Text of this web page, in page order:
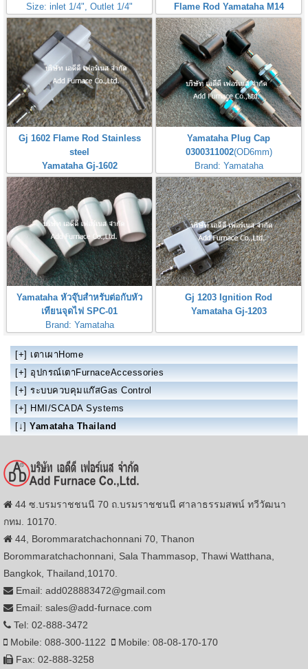
Size: inlet 1/4", Outlet 1/4"
Max Inlet
Pressure:50PSI(3,5Bar,350kPa)
Flame Rod Yamataha M14
L110mm
Gj 1602 Flame Rod Stainless
steel
Yamataha Gj-1602
Yamataha Plug Cap
0300311002(OD6mm)
Brand: Yamataha
หัวจุ๊บสำหรับต่อกับหัวเทียนจุดไฟ
Yamataha หัวจุ๊บสำหรับต่อกับหัว
เทียนจุดไฟ SPC-01
Brand: Yamataha
Gj 1203 Ignition Rod
Yamataha Gj-1203
[+] เตาเผาHome
[+] อุปกรณ์เตาFurnaceAccessories
[+] ระบบควบคุมแก๊สGas Control
[+] HMI/SCADA Systems
[↓] Yamataha Thailand
44 ซ.บรมราชชนนี 70 ถ.บรมราชชนนี ศาลาธรรมสพน์ ทวีวัฒนา
กทม. 10170.
44, Borommaratchachonnani 70, Thanon
Borommaratchachonnani, Sala Thammasop, Thawi Watthana,
Bangkok, Thailand,10170.
Email: add028883472@gmail.com
Email: sales@add-furnace.com
Tel: 02-888-3472
Mobile: 088-300-1122
Mobile: 08-08-170-170
Fax: 02-888-3258